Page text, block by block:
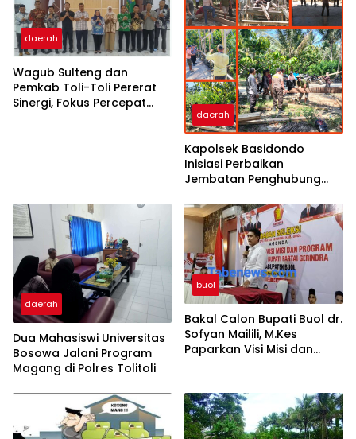
daerah
Wagub Sulteng dan
Pemkab Toli-Toli Pererat
Sinergi, Fokus Percepat
daerah
Kapolsek Basidondo
Inisiasi Perbaikan
Jembatan Penghubung
Kayulompa
daerah
Dua Mahasiswi Universitas
Bosowa Jalani Program
Magang di Polres Tolitoli
buol
Bakal Calon Bupati Buol dr.
Sofyan Mailili, M.Kes
Paparkan Visi Misi dan
Berkelanjutan